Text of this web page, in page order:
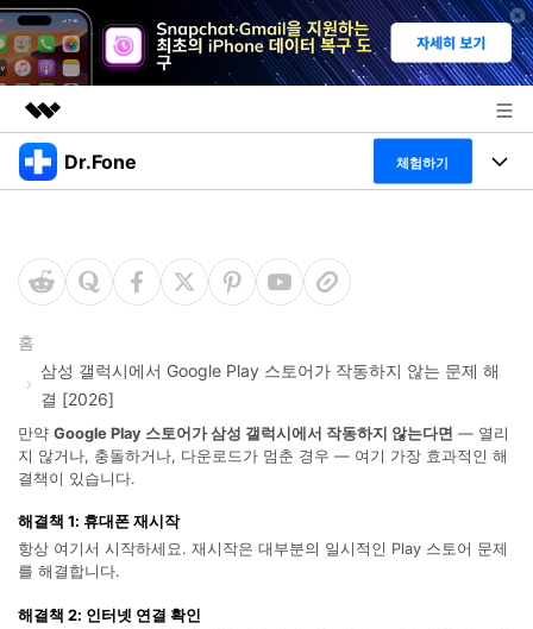
주요 제품
개요
솔루션
회사 소개
뉴스룸
플랜 및 가격
도움말 센터
Dr.Fone 체험하기
특징
폴 툴킷 보기 >
프로그램
데스크탑
모바일
온라인
탐색 및 발견
닥터폰 하이라이트 살펴보기
사용 방법은 무엇입니까?
리소스
공식 설치 파일 및 최신 버전 업데이트를 제공
합니다.
🔓️온라인 잠금 해제
iOS26 다운그레이드
홈
삼성 갤럭시에서 Google Play 스토어가 작동하지 않는 문제 해
결 [2026]
만약 Google Play 스토어가 삼성 갤럭시에서 작동하지 않는다면 — 열리
지 않거나, 충돌하거나, 다운로드가 멈춘 경우 — 여기 가장 효과적인 해
결책이 있습니다.
해결책 1: 휴대폰 재시작
항상 여기서 시작하세요. 재시작은 대부분의 일시적인 Play 스토어 문제
를 해결합니다.
해결책 2: 인터넷 연결 확인